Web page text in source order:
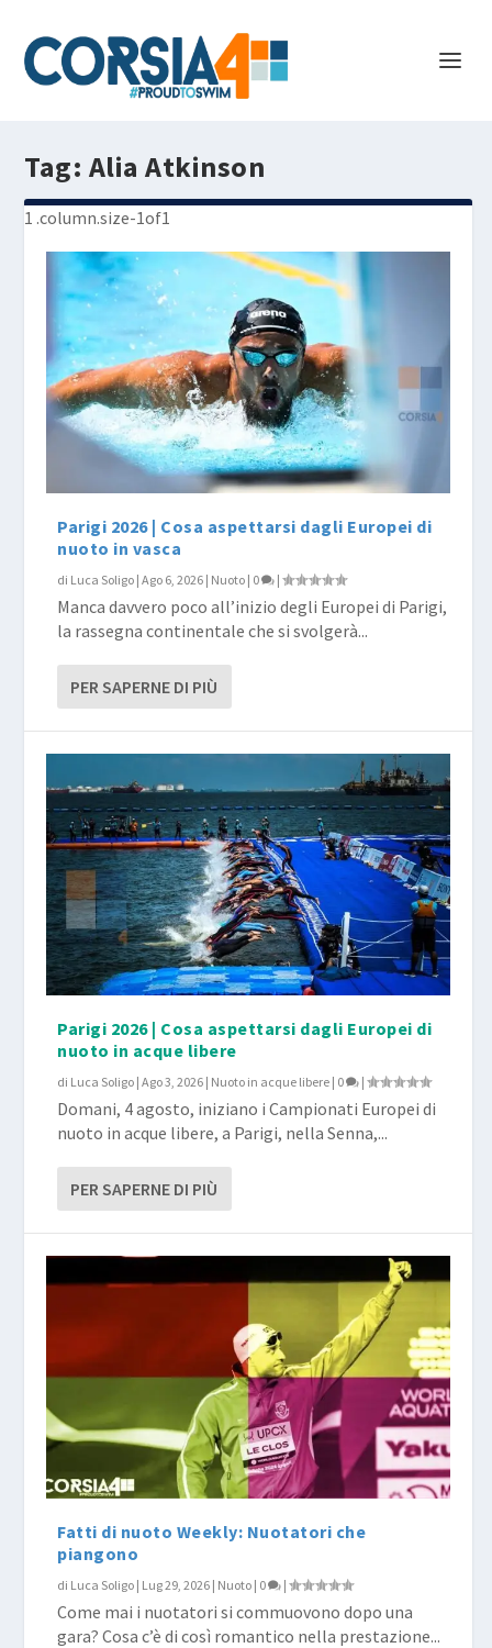
Tag: Alia Atkinson
Parigi 2026 | Cosa aspettarsi dagli Europei di
nuoto in vasca
di Luca Soligo |Ago 6, 2026 | Nuoto | 0 |
Manca davvero poco all’inizio degli Europei di Parigi,
la rassegna continentale che si svolgerà...
PER SAPERNE DI PIÙ
Parigi 2026 | Cosa aspettarsi dagli Europei di
nuoto in acque libere
di Luca Soligo |Ago 3, 2026 | Nuoto in acque libere | 0 |
Domani, 4 agosto, iniziano i Campionati Europei di
nuoto in acque libere, a Parigi, nella Senna,...
PER SAPERNE DI PIÙ
Fatti di nuoto Weekly: Nuotatori che
piangono
di Luca Soligo | Lug 29, 2026 | Nuoto | 0 |
Come mai i nuotatori si commuovono dopo una
gara? Cosa c’è di così romantico nella prestazione...